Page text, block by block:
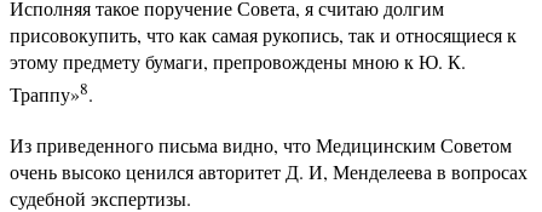
Исполняя такое поручение Совета, я считаю долгим
присовокупить, что как самая рукопись, так и относящиеся к
этому предмету бумаги, препровождены мною к Ю. К.
Траппу»8.
Из приведенного письма видно, что Медицинским Советом
очень высоко ценился авторитет Д. И, Менделеева в вопросах
судебной экспертизы.